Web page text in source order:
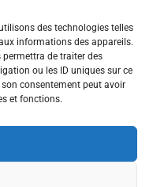
des technologies telles
informations des appareils.
permettra de traiter des
ou les ID uniques sur ce
consentement peut avoir
et fonctions.
légales